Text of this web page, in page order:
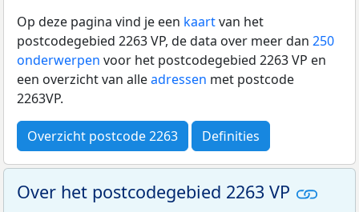
Op deze pagina vind je een kaartvan het
postcodegebied 2263 VP, de data over meer dan 250
onderwerpen voor het postcodegebied 2263 VP en
een overzicht van alleadressen met postcode
2263VP.
Overzicht postcode 2263 Definities
Over het postcodegebied 2263 VP